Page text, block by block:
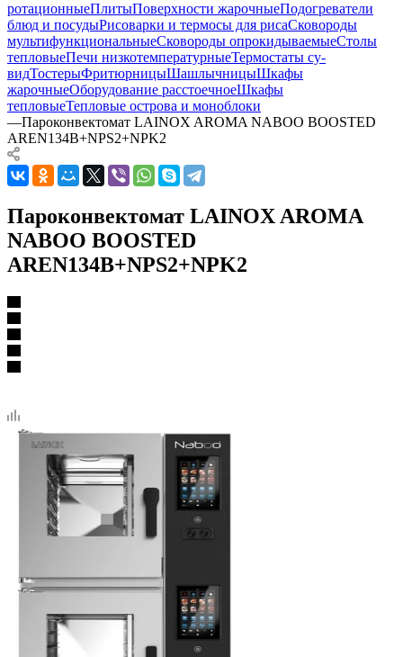
ротационныеПлитыПоверхности жарочныеПодогреватели
блюд и посудыРисоварки и термосы для рисаСковороды
мультифункциональныеСковороды опрокидываемыеСтолы
тепловыеПечи низкотемпературныеТермостаты су-
видТостерыФритюрницыШашлычницыШкафы
жарочныеОборудование расстоечноеШкафы
тепловыеТепловые острова и моноблоки
—Пароконвектомат LAINOX AROMA NABOO BOOSTED
AREN134B+NPS2+NPK2
Пароконвектомат LAINOX AROMA
NABOO BOOSTED
AREN134B+NPS2+NPK2